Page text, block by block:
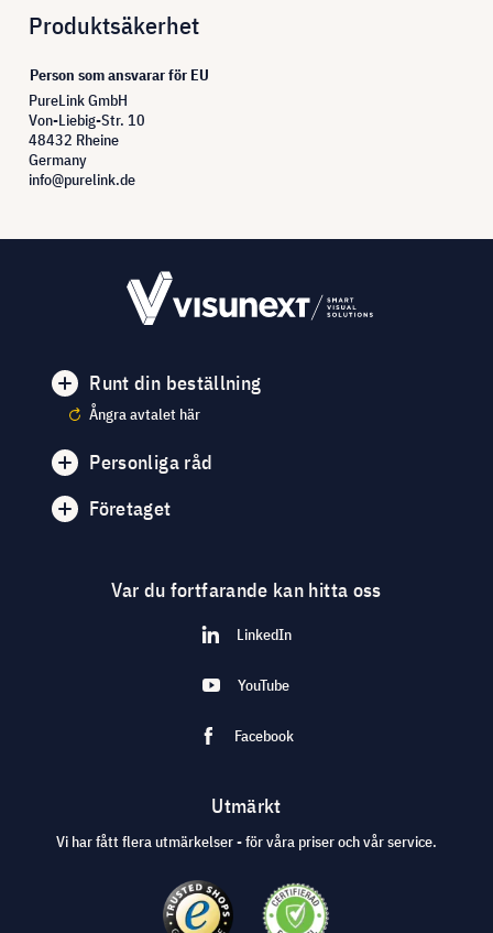
Produktsäkerhet
Person som ansvarar för EU
PureLink GmbH
Von-Liebig-Str. 10
48432 Rheine
Germany
info@purelink.de
Runt din beställning
Ångra avtalet här
Personliga råd
Företaget
Var du fortfarande kan hitta oss
LinkedIn
YouTube
Facebook
Utmärkt
Vi har fått flera utmärkelser - för våra priser och vår service.